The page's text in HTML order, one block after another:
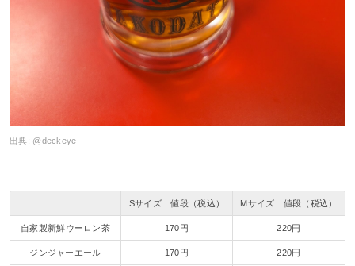
出典: @deckeye
Sサイズ 値段（税込） Mサイズ 値段（税込）
自家製新鮮ウーロン茶 170円 220円
ジンジャーエール 170円 220円